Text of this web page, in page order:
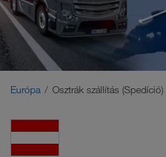
Oroszország
Közel-Kelet
Európa Osztrák szállítás (Spedíció)